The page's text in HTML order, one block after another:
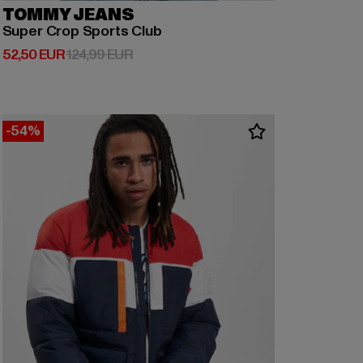
TOMMY JEANS
Super Crop Sports Club
52,50 EUR
Derzeitiger Preis: 52,50 EUR
124,99 EURAktionspreis: 124,99 EUR
-54%